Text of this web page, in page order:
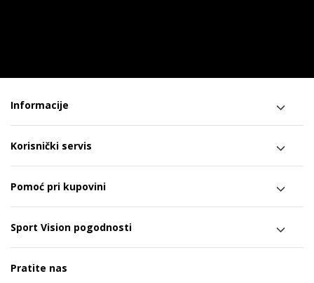
Informacije
Korisnički servis
Pomoć pri kupovini
Sport Vision pogodnosti
Pratite nas